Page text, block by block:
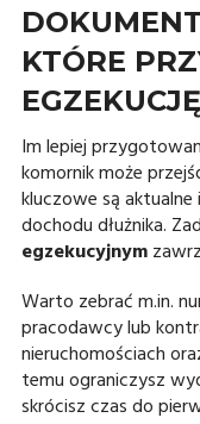
KTÓRE
EGZEKUCJĘ
Im lepiej
komornik może
kluczowe są
dochodu dłużnika.
egzekucyjnym
Warto zebrać m.in.
pracodawcy lub
nieruchomościach
temu ograniczysz
skrócisz czas do